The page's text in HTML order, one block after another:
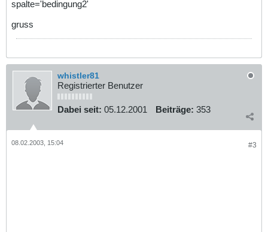
spalte='bedingung2'
gruss
whistler81
Registrierter Benutzer
Dabei seit: 05.12.2001 Beiträge: 353
#3
08.02.2003, 15:04